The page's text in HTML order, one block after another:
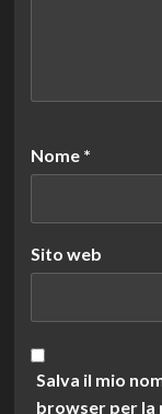
Nome *
Sito web
Salva il mio
browser per la